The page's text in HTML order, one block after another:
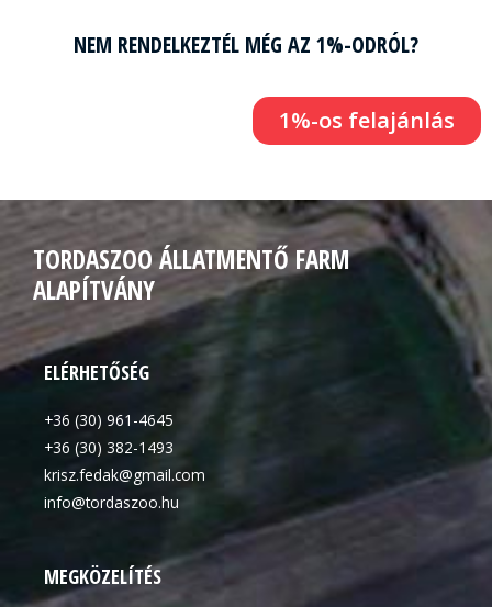
NEM RENDELKEZTÉL MÉG AZ 1%-ODRÓL?
1%-os felajánlás
TORDASZOO ÁLLATMENTŐ FARM
ALAPÍTVÁNY
ELÉRHETŐSÉG
+36 (30) 961-4645
+36 (30) 382-1493
krisz.fedak@gmail.com
info@tordaszoo.hu
MEGKÖZELÍTÉS